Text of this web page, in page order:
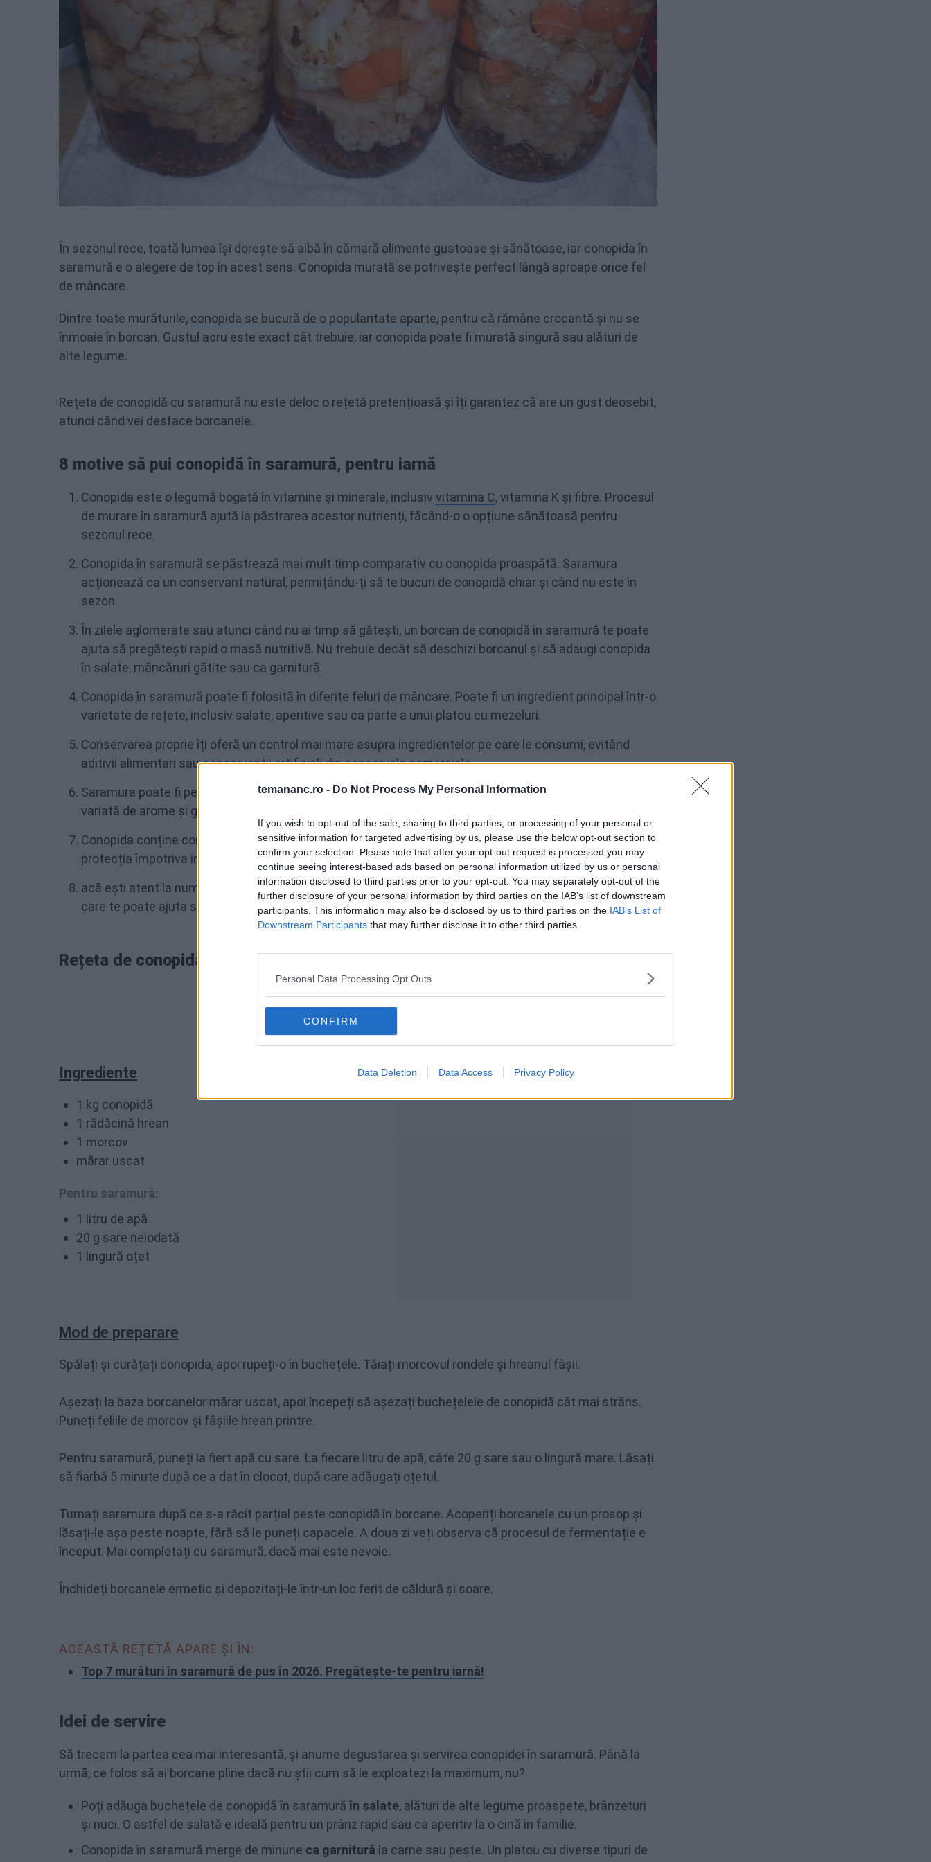
temananc.ro - Do Not Process My Personal Information
If you wish to opt-out of the sale, sharing to third parties, or processing of your personal or
sensitive information for targeted advertising by us, please use the below opt-out section to
confirm your selection. Please note that after your opt-out request is processed you may
continue seeing interest-based ads based on personal information utilized by us or personal
information disclosed to third parties prior to your opt-out. You may separately opt-out of the
further disclosure of your personal information by third parties on the IAB’s list of downstream
participants. This information may also be disclosed by us to third parties on the IAB’s List of
Downstream Participants that may further disclose it to other third parties.
Personal Data Processing Opt Outs
CONFIRM
Data Deletion Data Access Privacy Policy
În sezonul rece, toată lumea își dorește să aibă în cămară alimente gustoase și sănătoase, iar conopida în
saramură e o alegere de top în acest sens. Conopida murată se potrivește perfect lângă aproape orice fel
de mâncare.
Dintre toate murăturile, conopida se bucură de o popularitate aparte, pentru că rămâne crocantă și nu se
înmoaie în borcan. Gustul acru este exact cât trebuie, iar conopida poate fi murată singură sau alături de
alte legume.
Rețeta de conopidă cu saramură nu este deloc o rețetă pretențioasă și îți garantez că are un gust deosebit,
atunci când vei desface borcanele.
8 motive să pui conopidă în saramură, pentru iarnă
Conopida este o legumă bogată în vitamine și minerale, inclusiv vitamina C, vitamina K și fibre. Procesul
de murare în saramură ajută la păstrarea acestor nutrienți, făcând-o o opțiune sănătoasă pentru
sezonul rece.
Conopida în saramură se păstrează mai mult timp comparativ cu conopida proaspătă. Saramura
acționează ca un conservant natural, permițându-ți să te bucuri de conopidă chiar și când nu este în
sezon.
În zilele aglomerate sau atunci când nu ai timp să gătești, un borcan de conopidă în saramură te poate
ajuta să pregătești rapid o masă nutritivă. Nu trebuie decât să deschizi borcanul și să adaugi conopida
în salate, mâncăruri gătite sau ca garnitură.
Conopida în saramură poate fi folosită în diferite feluri de mâncare. Poate fi un ingredient principal într-o
varietate de rețete, inclusiv salate, aperitive sau ca parte a unui platou cu mezeluri.
Conservarea proprie îți oferă un control mai mare asupra ingredientelor pe care le consumi, evitând
aditivii alimentari sau conservanții artificiali din conservele comerciale.
Saramura poate fi personalizată cu diferite ierburi și condimente, ceea ce îți permite să creezi o gamă
variată de arome și gusturi.
Conopida conține compuși antioxidanți care pot oferi diverse beneficii pentru sănătate, inclusiv
protecția împotriva inflamației și bolilor cronice.
acă ești atent la numărul de calorii pe care le consumi, conopida în saramură este o opțiune excelentă
care te poate ajuta să-ți menții greutatea în limite normale.
Rețeta de conopidă în saramură
Timp total
30 minute
Ingrediente
1 kg conopidă
1 rădăcină hrean
1 morcov
mărar uscat
Pentru saramură:
1 litru de apă
20 g sare neiodată
1 lingură oțet
Mod de preparare
Spălați și curățați conopida, apoi rupeți-o în buchețele. Tăiați morcovul rondele și hreanul fâșii.
Așezați la baza borcanelor mărar uscat, apoi începeți să așezați buchețelele de conopidă cât mai strâns.
Puneți feliile de morcov și fâșiile hrean printre.
Pentru saramură, puneți la fiert apă cu sare. La fiecare litru de apă, câte 20 g sare sau o lingură mare. Lăsați
să fiarbă 5 minute după ce a dat în clocot, după care adăugați oțetul.
Turnați saramura după ce s-a răcit parțial peste conopidă în borcane. Acoperiți borcanele cu un prosop și
lăsați-le așa peste noapte, fără să le puneți capacele. A doua zi veți observa că procesul de fermentație e
început. Mai completați cu saramură, dacă mai este nevoie.
Închideți borcanele ermetic și depozitați-le într-un loc ferit de căldură și soare.
ACEASTĂ REȚETĂ APARE ȘI ÎN:
Top 7 murături în saramură de pus în 2026. Pregătește-te pentru iarnă!
Idei de servire
Să trecem la partea cea mai interesantă, și anume degustarea și servirea conopidei în saramură. Până la
urmă, ce folos să ai borcane pline dacă nu știi cum să le exploatezi la maximum, nu?
Poți adăuga buchețele de conopidă în saramurăîn salate, alături de alte legume proaspete, brânzeturi
și nuci. O astfel de salată e ideală pentru un prânz rapid sau ca aperitiv la o cină în familie.
Conopida în saramură merge de minune ca garnitură la carne sau pește. Un platou cu diverse tipuri de